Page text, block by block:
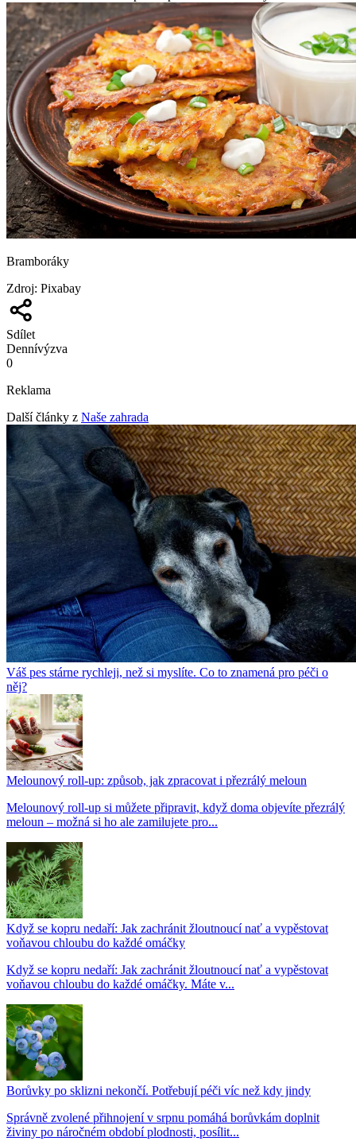
Bramboráky
Zdroj: Pixabay
Sdílet
Dennívýzva
0
Reklama
Další články z Naše zahrada
Váš pes stárne rychleji, než si myslíte. Co to znamená pro péči o
něj?
Melounový roll-up: způsob, jak zpracovat i přezrálý meloun
Melounový roll-up si můžete připravit, když doma objevíte přezrálý
meloun – možná si ho ale zamilujete pro...
Když se kopru nedaří: Jak zachránit žloutnoucí nať a vypěstovat
voňavou chloubu do každé omáčky
Když se kopru nedaří: Jak zachránit žloutnoucí nať a vypěstovat
voňavou chloubu do každé omáčky. Máte v...
Borůvky po sklizni nekončí. Potřebují péči víc než kdy jindy
Správně zvolené přihnojení v srpnu pomáhá borůvkám doplnit
živiny po náročném období plodnosti, posílit...